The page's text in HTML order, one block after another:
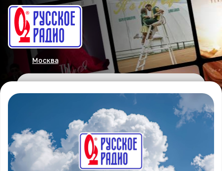
Москва